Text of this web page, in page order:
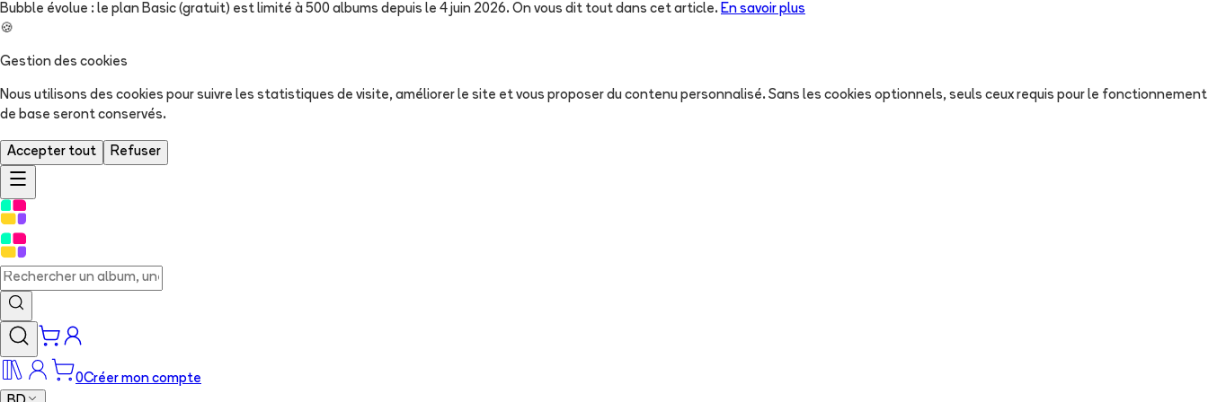
Bubble évolue : le plan Basic (gratuit) est limité à 500 albums depuis le 4 juin 2026. On vous dit tout dans cet article. En savoir plus
🍪
Gestion des cookies
Nous utilisons des cookies pour suivre les statistiques de visite, améliorer le site et vous proposer du contenu personnalisé. Sans les cookies optionnels, seuls ceux requis pour le fonctionnement
de base seront conservés.
Accepter tout Refuser
0Créer mon compte